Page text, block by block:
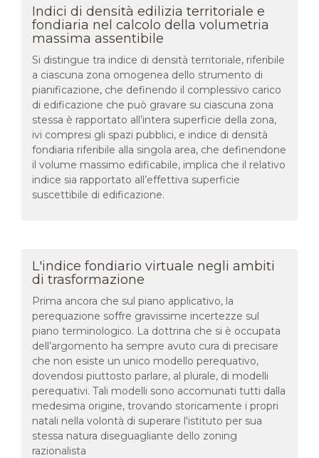
Indici di densità edilizia territoriale e
fondiaria nel calcolo della volumetria
massima assentibile
Si distingue tra indice di densità territoriale, riferibile
a ciascuna zona omogenea dello strumento di
pianificazione, che definendo il complessivo carico
di edificazione che può gravare su ciascuna zona
stessa è rapportato all’intera superficie della zona,
ivi compresi gli spazi pubblici, e indice di densità
fondiaria riferibile alla singola area, che definendone
il volume massimo edificabile, implica che il relativo
indice sia rapportato all’effettiva superficie
suscettibile di edificazione.
L'indice fondiario virtuale negli ambiti
di trasformazione
Prima ancora che sul piano applicativo, la
perequazione soffre gravissime incertezze sul
piano terminologico. La dottrina che si è occupata
dell’argomento ha sempre avuto cura di precisare
che non esiste un unico modello perequativo,
dovendosi piuttosto parlare, al plurale, di modelli
perequativi. Tali modelli sono accomunati tutti dalla
medesima origine, trovando storicamente i propri
natali nella volontà di superare l'istituto per sua
stessa natura diseguagliante dello zoning
razionalista